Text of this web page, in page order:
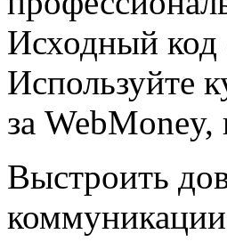
Исходный код
Используйте
за
Выстроить